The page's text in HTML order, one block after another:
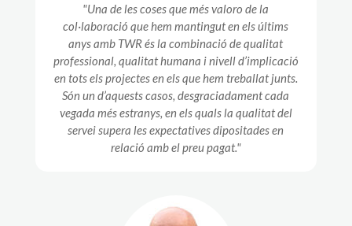
"Una de les coses que més valoro de la
col·laboració que hem mantingut en els últims
anys amb TWR és la combinació de qualitat
professional, qualitat humana i nivell d’implicació
en tots els projectes en els que hem treballat junts.
Són un d’aquests casos, desgraciadament cada
vegada més estranys, en els quals la qualitat del
servei supera les expectatives dipositades en
relació amb el preu pagat."